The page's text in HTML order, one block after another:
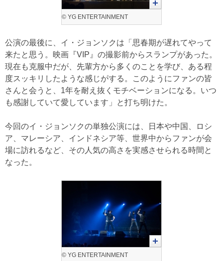
© YG ENTERTAINMENT
公演の最後に、イ・ジョンソクは「思春期が遅れてやって
来たと思う。映画『VIP』の撮影前からスランプがあった。
現在も克服中だが、先輩方から多くのことを学び、ある程
度スッキリしたような感じがする。このようにファンの皆
さんと会うと、1年を耐え抜くモチベーションになる。いつ
も感謝していて愛しています」と打ち明けた。
今回のイ・ジョンソクの単独公演には、日本や中国、ロシ
ア、マレーシア、インドネシア等、世界中からファンが会
場に訪れるなど、その人気の高さを実感させられる時間と
なった。
© YG ENTERTAINMENT